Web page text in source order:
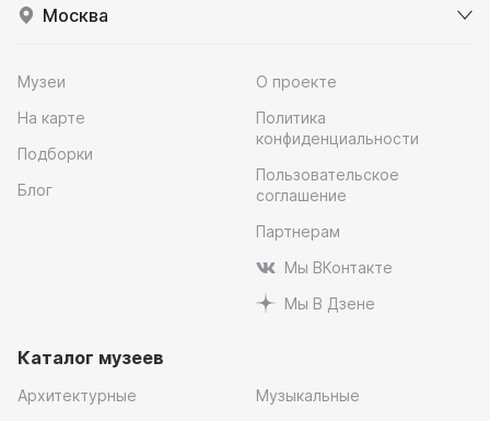
Москва
Музеи
На карте
Подборки
Блог
О проекте
Политика
конфиденциальности
Пользовательское
соглашение
Партнерам
Мы ВКонтакте
Мы В Дзене
Каталог музеев
Архитектурные Музыкальные